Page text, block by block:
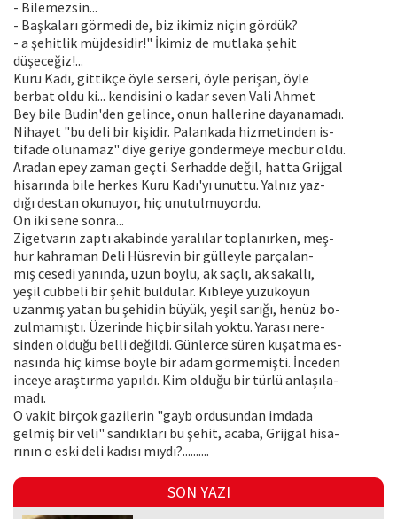
- Bilemezsin...
- Başkaları görmedi de, biz ikimiz niçin gördük?
- a şehitlik müjdesidir!" İkimiz de mutlaka şehit
düşeceğiz!...
Kuru Kadı, gittikçe öyle serseri, öyle perişan, öyle
berbat oldu ki... kendisini o kadar seven Vali Ahmet
Bey bile Budin'den gelince, onun hallerine dayanamadı.
Nihayet "bu deli bir kişidir. Palankada hizmetinden is-
tifade olunamaz" diye geriye göndermeye mecbur oldu.
Aradan epey zaman geçti. Serhadde değil, hatta Grijgal
hisarında bile herkes Kuru Kadı'yı unuttu. Yalnız yaz-
dığı destan okunuyor, hiç unutulmuyordu.
On iki sene sonra...
Zigetvarın zaptı akabinde yaralılar toplanırken, meş-
hur kahraman Deli Hüsrevin bir gülleyle parçalan-
mış cesedi yanında, uzun boylu, ak saçlı, ak sakallı,
yeşil cübbeli bir şehit buldular. Kıbleye yüzükoyun
uzanmış yatan bu şehidin büyük, yeşil sarığı, henüz bo-
zulmamıştı. Üzerinde hiçbir silah yoktu. Yarası nere-
sinden olduğu belli değildi. Günlerce süren kuşatma es-
nasında hiç kimse böyle bir adam görmemişti. İnceden
inceye araştırma yapıldı. Kim olduğu bir türlü anlaşıla-
madı.
O vakit birçok gazilerin "gayb ordusundan imdada
gelmiş bir veli" sandıkları bu şehit, acaba, Grijgal hisa-
rının o eski deli kadısı mıydı?..........
SON YAZI